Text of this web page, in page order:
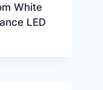
White
LED